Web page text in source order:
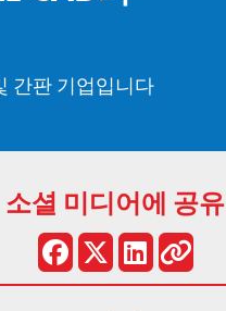
간판 기업입니다
소셜 미디어에 공유